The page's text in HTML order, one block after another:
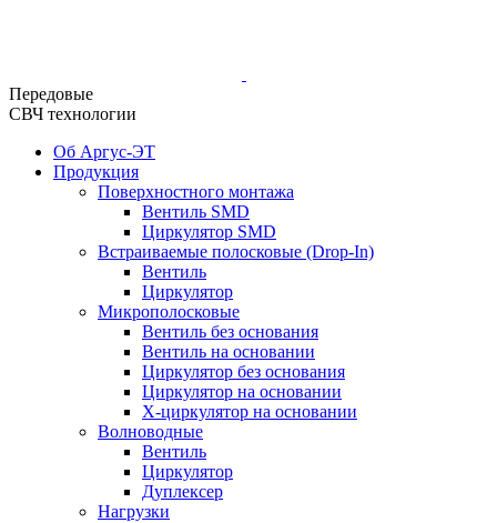
Передовые
СВЧ технологии
Об Аргус-ЭТ
Продукция
Поверхностного монтажа
Вентиль SMD
Циркулятор SMD
Встраиваемые полосковые (Drop-In)
Вентиль
Циркулятор
Микрополосковые
Вентиль без основания
Вентиль на основании
Циркулятор без основания
Циркулятор на основании
Х-циркулятор на основании
Волноводные
Вентиль
Циркулятор
Дуплексер
Нагрузки